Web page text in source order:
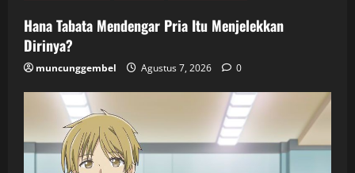
Hana Tabata Mendengar Pria Itu Menjelekkan
Dirinya?
muncunggembel Agustus 7, 2026 0